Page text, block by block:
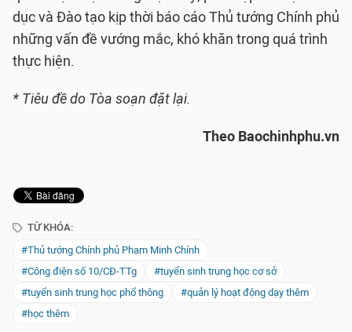
dục và Đào tạo kịp thời báo cáo Thủ tướng Chính phủ
những vấn đề vướng mắc, khó khăn trong quá trình
thực hiện.
* Tiêu đề do Tòa soạn đặt lại.
Theo Baochinhphu.vn
TỪ KHÓA:
#Thủ tướng Chính phủ Phạm Minh Chính
#Công điện số 10/CĐ-TTg
#tuyển sinh trung học cơ sở
#tuyển sinh trung học phổ thông
#quản lý hoạt động dạy thêm
#học thêm